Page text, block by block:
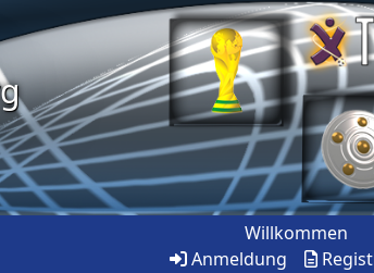
Willkommen
Anmeldung